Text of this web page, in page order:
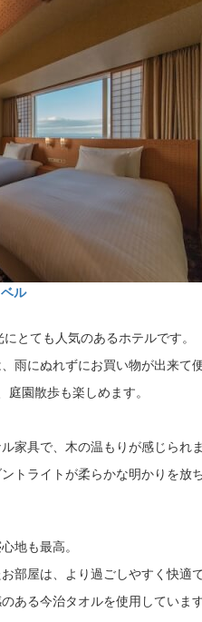
ル
とても人気のあるホテルです。
雨にぬれずにお買い物が出来て便
園散歩も楽しめます。
家具で、木の温もりが感じられま
トライトが柔らかな明かりを放
地も最高。
部屋は、より過ごしやすく快適で
ある今治タオルを使用しています